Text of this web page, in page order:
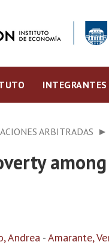
INTEGRANTES
ARBITRADAS
Andrea -Amarante,